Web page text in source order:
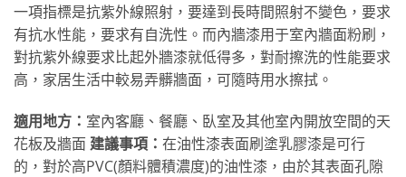
一項指標是抗紫外線照射，要達到長時間照射不變色，要求
有抗水性能，要求有自洗性。而內牆漆用于室內牆面粉刷，
對抗紫外線要求比起外牆漆就低得多，對耐擦洗的性能要求
高，家居生活中較易弄髒牆面，可隨時用水擦拭。
適用地方： 室內客廳、餐廳、臥室及其他室內開放空間的天
花板及牆面 建議事項： 在油性漆表面刷塗乳膠漆是可行
的，對於高PVC(顏料體積濃度)的油性漆，由於其表面孔隙